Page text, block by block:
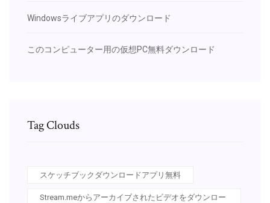
Windowsライブアプリのダウンロード
このコンピューター用の仮想PC無料ダウンロード
Tag Clouds
スケッチブックダウンロードアプリ無料
Stream.meからアーカイブされたビデオをダウンロー